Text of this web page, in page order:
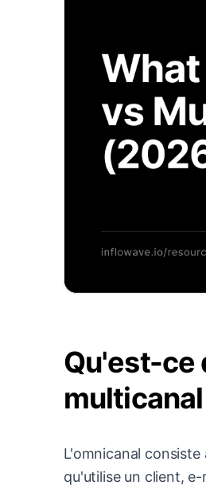
Qu'est-ce
L'omnicanal
qu'utilise un client,